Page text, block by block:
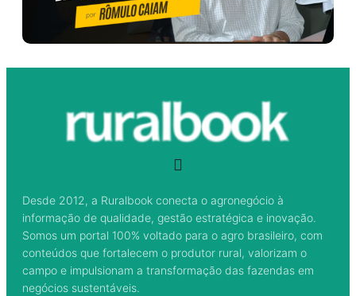
Desde 2012, a Ruralbook conecta o agronegócio à
informação de qualidade, gestão estratégica e inovação.
Somos um portal 100% voltado para o agro brasileiro, com
conteúdos que fortalecem o produtor rural, valorizam o
campo e impulsionam a transformação das fazendas em
negócios sustentáveis.